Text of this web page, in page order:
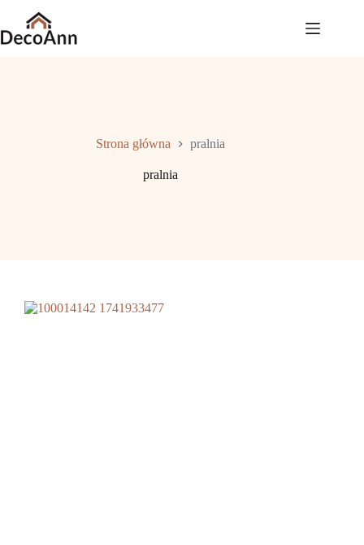
treści
Strona główna pralnia
pralnia